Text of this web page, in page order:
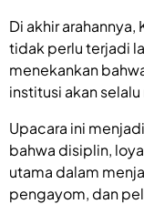
Di akhir
tidak perlu terjadi
menekankan
institusi akan
Upacara ini
bahwa disiplin,
utama dalam
pengayom, dan